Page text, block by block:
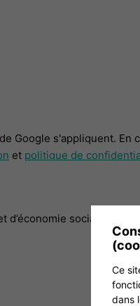
de Google s'appliquent. En
et politique de
sociale,
Ce
dans